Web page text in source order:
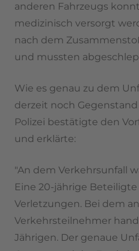
anderen Fahrzeugs
medizinisch versorgt
nach dem
und mussten
Wie es genau zu dem
derzeit noch
Polizei bestätigte den
und erklärte:
"An dem Verkehrsunfall
Eine 20-jährige
Verletzungen. Bei dem
Verkehrsteilnehmer
Jährigen. Der genaue